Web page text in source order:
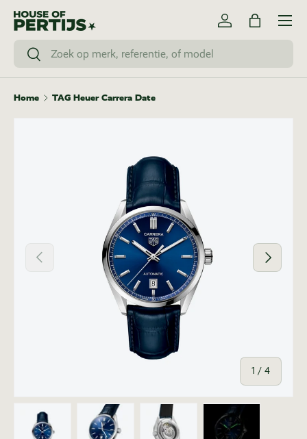
Ga naar inhoud
Zoeken
Zoeken
Inloggen
Tas
Menu
Home TAG Heuer Carrera Date
Vorige
1 / van
4
Volgende